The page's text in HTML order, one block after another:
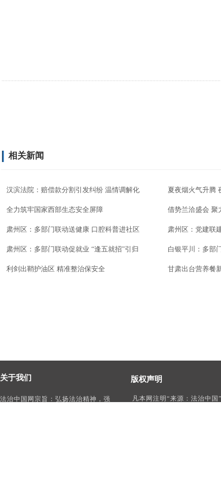
相关新闻
汉滨法院：赔偿款分割引发纠纷 温情调解化 夏夜烟火气升腾
全力筑牢国家西部生态安全屏障 借势兰洽盛会 聚
肃州区：多部门联动送健康 口腔科普进社区 肃州区：党建联
肃州区：多部门联动促就业 “逢五就招”引归 白银平川：多部
利剑出鞘护油区 精准整治保安全 甘肃出台营养餐
版权声明
凡本网注明“来源：法治中国
关于我们
法治中国网宗旨：弘扬法治精神，强